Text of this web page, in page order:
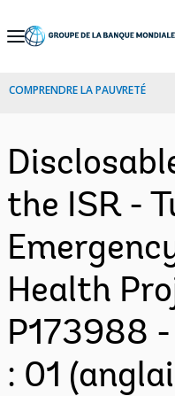
Skip
Navigation
COMPRENDRE LA PAUVRETÉ
the ISR -
Health
P173988 -
: 01